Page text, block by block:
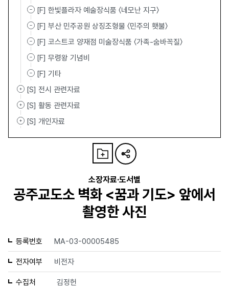
[F] 한빛플라자 예술장식품 〈네모난 지구〉
[F] 부산 민주공원 상징조형물 〈민주의 횃불〉
[F] 코스트코 양재점 미술장식품 〈가족-숨바꼭질〉
[F] 무령왕 기념비
[F] 기타
[S] 전시 관련자료
[S] 활동 관련자료
[S] 개인자료
소장자료·도서별
공주교도소 벽화 <꿈과 기도> 앞에서
촬영한 사진
등록번호 MA-03-00005485
전자여부 비전자
수집처 김정헌